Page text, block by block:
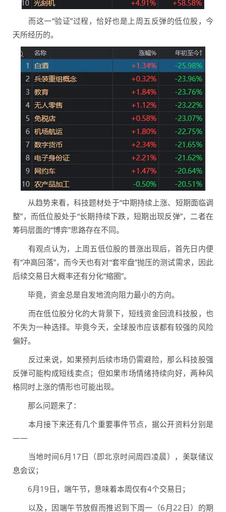
而这一“验证”过程，恰好也是上周五反弹的低位股，今
天所经历的。
从趋势来看，科技题材处于“中期持续上涨、短期面临调
整”，而低位股处于“长期持续下跌，短期出现反弹”，二者在
筹码层面的“博弈”思路存在不同。
有观点认为，上周五低位股的普涨出现后，首先日内便
有“冲高回落”，而今天也有对“套牢盘”抛压的测试需求，因此
后续交易日大概率还有分化“缩圈”。
毕竟，资金总是自发地流向阻力最小的方向。
而在低位股分化的大背景下，短线资金回流科技股，也
不失为一种选择。毕竟今天，全球股市应该都有较强的风险
偏好。
反过来说，如果预判后续市场仍需避险，那么科技股强
反弹可能构成短线卖点；但如果市场情绪持续向好，两种风
格同时上涨的情形也可能出现。
那么问题来了：
本月接下来还有几个重要事件节点，据公开资料分别是
——
当地时间6月17日（即北京时间周四凌晨），美联储议
息会议；
6月19日，端午节，意味着本周仅有4个交易日；
以及，因端午节放假而推迟到下周一（6月22日）的期